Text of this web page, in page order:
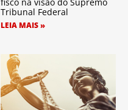
fisco na visão do Supremo
Tribunal Federal
LEIA MAIS »